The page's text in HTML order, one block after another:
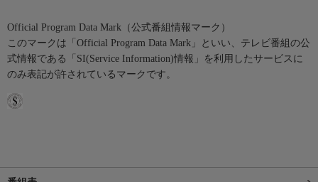
Official Program Data Mark（公式番組情報マーク）
このマークは「Official Program Data Mark」といい、テレビ番組の公
式情報である「SI(Service Information)情報」を利用したサービスに
のみ表記が許されているマークです。